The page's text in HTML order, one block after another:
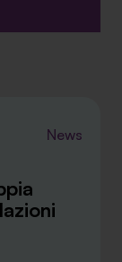
News